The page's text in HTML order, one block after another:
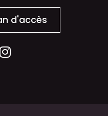
d'accès